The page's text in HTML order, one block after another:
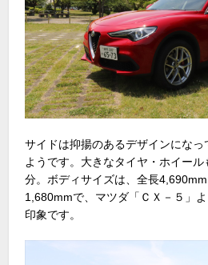
サイドは抑揚のあるデザインにな
ようです。大きなタイヤ・ホイー
分。ボディサイズは、全長
1,680mmで、マツダ「ＣＸ－５」
印象です。